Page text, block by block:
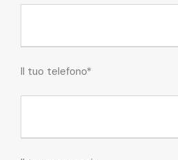
Il tuo telefono*